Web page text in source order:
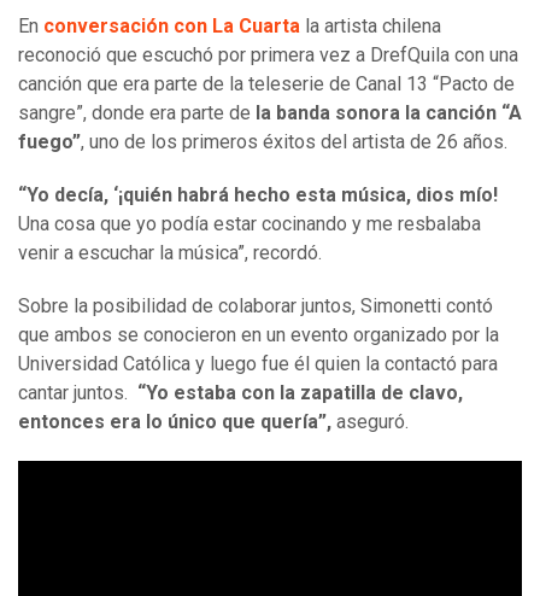
En conversación con La Cuarta la artista chilena
reconoció que escuchó por primera vez a DrefQuila con una
canción que era parte de la teleserie de Canal 13 “Pacto de
sangre”, donde era parte de la banda sonora la canción “A
fuego”, uno de los primeros éxitos del artista de 26 años.
“Yo decía, ‘¡quién habrá hecho esta música, dios mío!
Una cosa que yo podía estar cocinando y me resbalaba
venir a escuchar la música”, recordó.
Sobre la posibilidad de colaborar juntos, Simonetti contó
que ambos se conocieron en un evento organizado por la
Universidad Católica y luego fue él quien la contactó para
cantar juntos. “Yo estaba con la zapatilla de clavo,
entonces era lo único que quería”, aseguró.